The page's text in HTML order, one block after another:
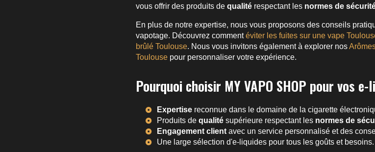
vous offrir des produits de qualité respectant les normes de
En plus de notre expertise, nous vous proposons des conseils
vapotage. Découvrez commentéviter les fuites sur une vape
brûlé Toulouse. Nous vous invitons également à explorer nos
Toulouse pour personnaliser votre expérience.
Pourquoi choisir MY VAPO SHOP pour vos e-
Expertise reconnue dans le domaine de la cigarette
Produits de qualité supérieure respectant les normes de
Engagement client avec un service personnalisé et des
Une large sélection d'e-liquides pour tous les goûts et besoins.